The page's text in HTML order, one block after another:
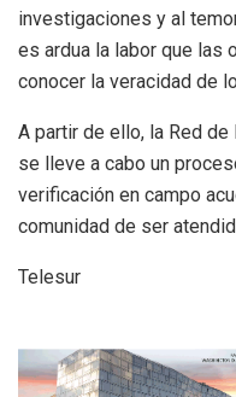
investigaciones y al
es ardua la labor que las
conocer la veracidad de
A partir de ello, la Red de
se lleve a cabo un
verificación en campo
comunidad de ser
Telesur